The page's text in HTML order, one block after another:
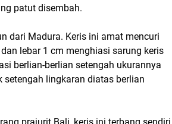
patut disembah.
dari Madura. Keris ini amat mencuri
lebar 1 cm menghiasi sarung keris
berlian-berlian setengah ukurannya
lingkaran diatas berlian